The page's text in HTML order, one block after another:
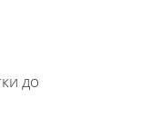
до